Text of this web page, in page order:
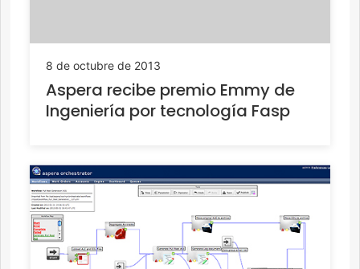
8 de octubre de 2013
Aspera recibe premio Emmy de
Ingeniería por tecnología Fasp